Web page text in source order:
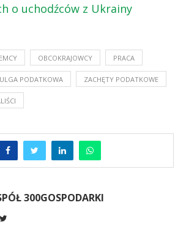
o uchodźców z Ukrainy
OBCOKRAJOWCY PRACA
ULGA PODATKOWA ZACHĘTY PODATKOWE
300GOSPODARKI